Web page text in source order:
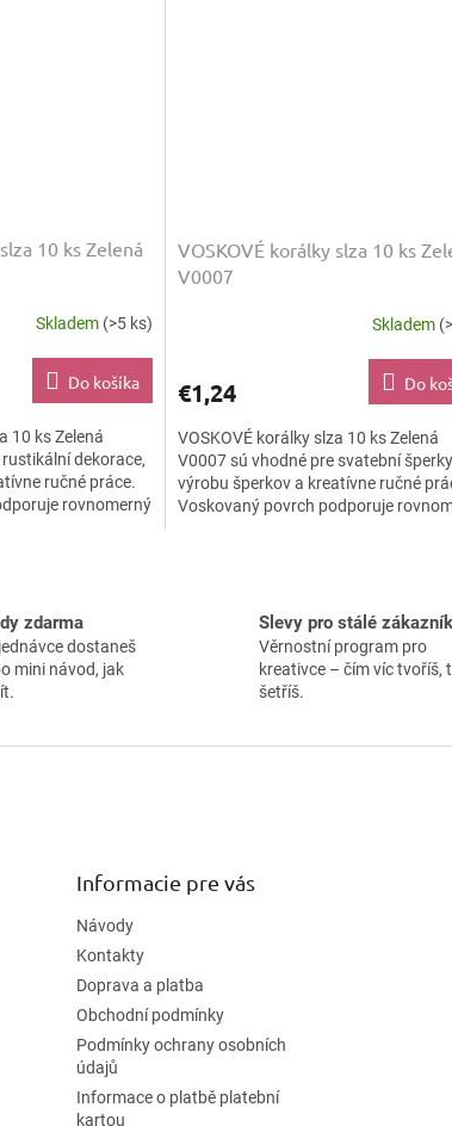
10 ks Zelená
Skladem (>5 ks)
Do košíka
10 ks Zelená
dekorace,
ručné práce.
rovnomerný
VOSKOVÉ korálky slza 10 ks
V0007
Skladem
€1,24 Do
VOSKOVÉ korálky slza 10 ks Zelená
V0007 sú vhodné pre svatební
výrobu šperkov a kreatívne ručné
Voskovaný povrch podporuje
á
d
a
e
zdarma
dostaneš
mini návod, jak
Slevy pro stálé
Věrnostní program pro
kreativce – čím víc tvoříš,
šetříš.
Informacie pre vás
Návody
Kontakty
Doprava a platba
Obchodní podmínky
Podmínky ochrany osobních
údajů
Informace o platbě platební
kartou